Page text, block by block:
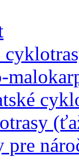
pre